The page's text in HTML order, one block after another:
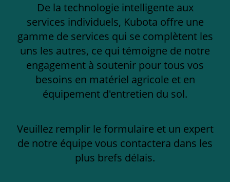
De la technologie intelligente aux
services individuels, Kubota offre une
gamme de services qui se complètent les
uns les autres, ce qui témoigne de notre
engagement à soutenir pour tous vos
besoins en matériel agricole et en
équipement d'entretien du sol.
Veuillez remplir le formulaire et un expert
de notre équipe vous contactera dans les
plus brefs délais.